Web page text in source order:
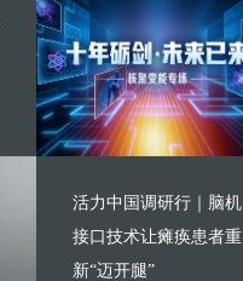
活力中国调研行｜脑机
接口技术让瘫痪患者重
新“迈开腿”